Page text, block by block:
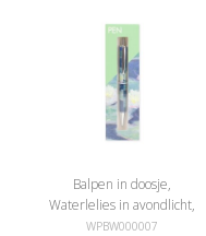
Balpen in doosje,
Waterlelies in avondlicht,
Monet
WPBW000007